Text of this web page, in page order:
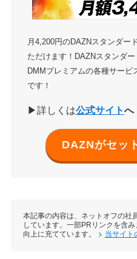
月4,200円のDAZNスタンダー
ただけます！DAZNスタンダー
DMMプレミアムの各種サービ
です！
▶詳しくは公式サイトへ
DAZNがセッ
本記事の内容は、ネットオフの社
しています。一部PRリンクを含
向上に充てています。
当サイト